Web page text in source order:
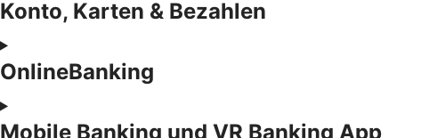
Konto, Karten & Bezahlen
OnlineBanking
Mobile Banking und VR Banking App